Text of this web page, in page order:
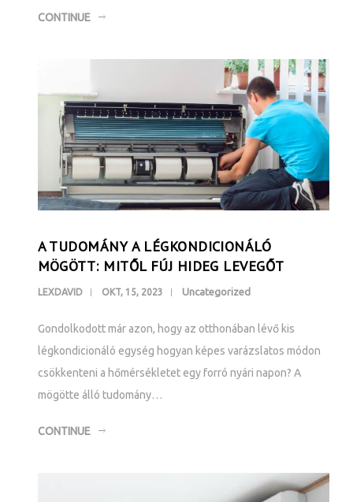
CONTINUE
A TUDOMÁNY A LÉGKONDICIONÁLÓ
MÖGÖTT: MITŐL FÚJ HIDEG LEVEGŐT
LEXDAVID OKT, 15, 2023 Uncategorized
Gondolkodott már azon, hogy az otthonában lévő kis
légkondicionáló egység hogyan képes varázslatos módon
csökkenteni a hőmérsékletet egy forró nyári napon? A
mögötte álló tudomány…
CONTINUE